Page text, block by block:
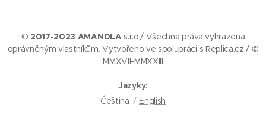
© 2017-2023 AMANDLAs.r.o./ Všechna práva vyhrazena
oprávněným vlastníkům. Vytvořeno ve spolupráci s Replica.cz / ©
MMXVII-MMXXIII
Jazyky
Čeština
English